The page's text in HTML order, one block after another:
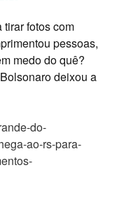
tirar fotos com
pessoas,
medo do quê?
deixou a
do-
ao-rs-para-